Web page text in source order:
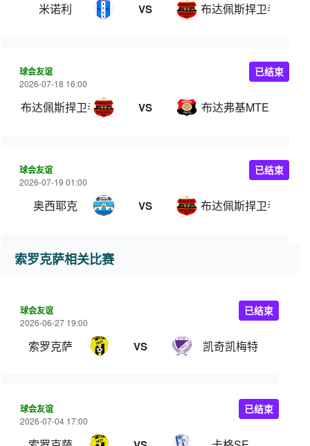
米诺利 VS 布达佩斯捍卫者
球会友谊
2026-07-18 16:00
布达佩斯捍卫者B队 VS 布达弗基MTE
已结束
球会友谊
2026-07-19 01:00
奥西耶克 VS 布达佩斯捍卫者
已结束
索罗克萨相关比赛
球会友谊
2026-06-27 19:00
索罗克萨 VS 凯奇凯梅特
已结束
球会友谊
2026-07-04 17:00
已结束